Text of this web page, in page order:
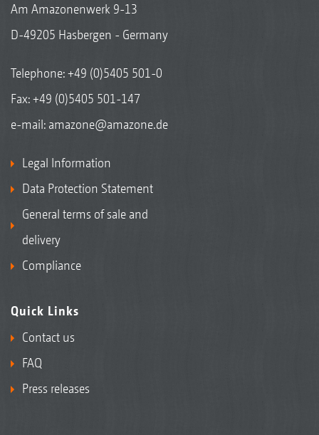
Am Amazonenwerk 9-13
D-49205 Hasbergen - Germany
Telephone:+49 (0)5405 501-0
Fax: +49 (0)5405 501-147
e-mail: amazone@amazone.de
Legal Information
Data Protection Statement
General terms of sale and
delivery
Compliance
Quick Links
Contact us
FAQ
Press releases